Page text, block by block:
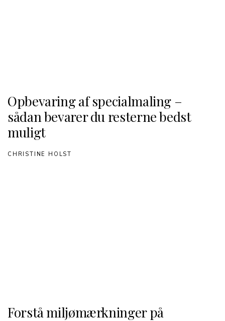
Opbevaring af specialmaling –
sådan bevarer du resterne bedst
muligt
CHRISTINE HOLST
Forstå miljømærkninger på